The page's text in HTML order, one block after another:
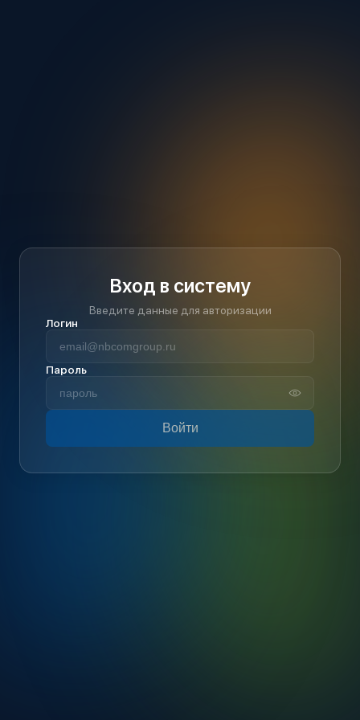
Вход в систему
Введите данные для авторизации
Логин
Пароль
Войти